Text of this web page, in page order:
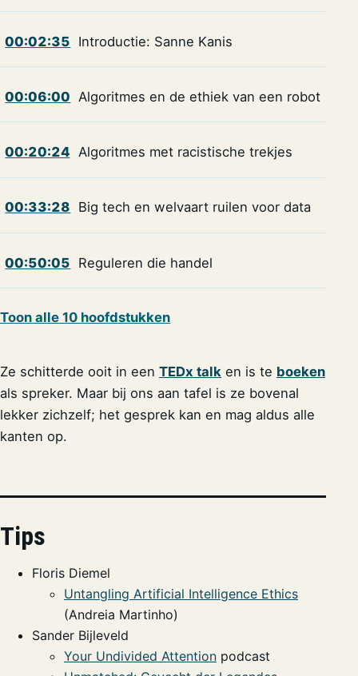
00:02:35 Introductie: Sanne Kanis
00:06:00 Algoritmes en de ethiek van een robot
00:20:24 Algoritmes met racistische trekjes
00:33:28 Big tech en welvaart ruilen voor data
00:50:05 Reguleren die handel
Toon alle 10 hoofdstukken
Ze schitterde ooit in een TEDx talk en is te boeken
als spreker. Maar bij ons aan tafel is ze bovenal
lekker zichzelf; het gesprek kan en mag aldus alle
kanten op.
Tips
Floris Diemel
Untangling Artificial Intelligence Ethics
(Andreia Martinho)
Sander Bijleveld
Your Undivided Attention podcast